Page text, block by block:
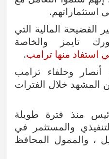
استثماراتهم.
الفضيحة المالية التي
تايمز والخاصة
استفاد منها ترامب.
وحلفاء ترامب
المشهد خلال الفترات
منذ فترة طويلة
والمستثمر في
، والممول المحافظ